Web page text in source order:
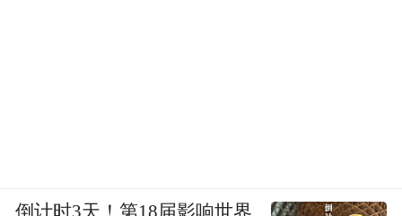
倒计时3天！第18届影响世界